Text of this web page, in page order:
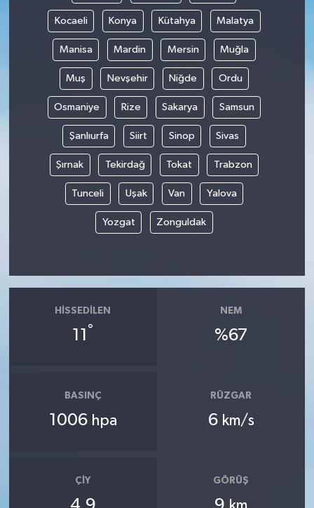
Kocaeli Konya Kütahya Malatya
Manisa Mardin Mersin Muğla
Muş Nevşehir Niğde Ordu
Osmaniye Rize Sakarya Samsun
Şanlıurfa Siirt Sinop Sivas
Şırnak Tekirdağ Tokat Trabzon
Tunceli Uşak Van Yalova
Yozgat Zonguldak
HISSEDILEN
11 °
NEM
%67
BASINÇ
1006 hpa
RÜZGAR
6 km/s
ÇIY GÖRÜŞ